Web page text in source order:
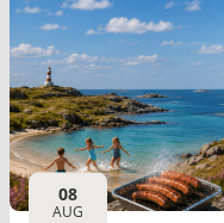
08
AUG